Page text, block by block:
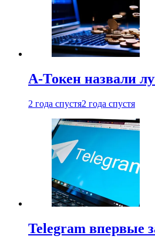
А-Токен назвали
2 года спустя2 года спустя
Telegram впервые